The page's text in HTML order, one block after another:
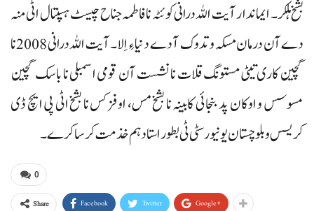
بشخ ہلکر۔ ایماندار آیت اللہ درانی کوئٹہ نا فاطمہ جناح چیسٹ ہسپتال اٹی منہ
دے آن درمان مسکہ و تدوک آ دے دنیا ءِ اِلا۔ آیت اللہ درانی 2008 نا
گچین کاری تیٹی مستونگ قلات نا نشست آن قومی اسمبلی نا باسک گچین
مسوسس و اوکان پد بنجائی کابینہ نا بشخ مس، اوفزکس نا بشخ اٹی پی ایچ ڈی
کریسس و بلوچستان یونیورسٹی ٹی بطور استاد ہم خذمت کرسا کرے۔
0
Share Facebook Twitter Google+